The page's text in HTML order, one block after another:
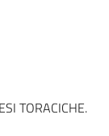
TORACICHE.